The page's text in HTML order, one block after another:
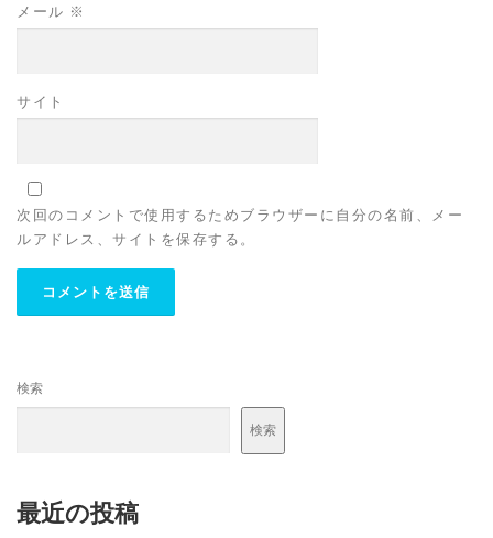
メール ※
サイト
次回のコメントで使用するためブラウザーに自分の名前、メー
ルアドレス、サイトを保存する。
検索
検索
最近の投稿